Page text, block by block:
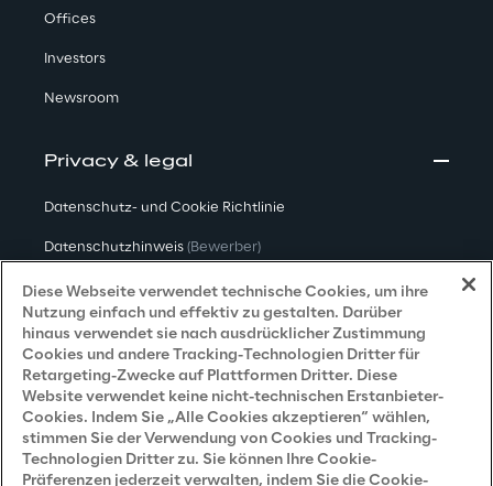
Offices
Investors
Newsroom
Privacy & legal
Datenschutz- und Cookie Richtlinie
Datenschutzhinweis (Bewerber)
Datenschutzhinweis(Kunden)
Datenschutzhinweis (Dienstleister)
Datenschutzhinweis (Marketing)
Grundsatzerklärung - LKSG(Deutschland)
Accessibility Statement
Diese Webseite verwendet technische Cookies, um ihre
Nutzung einfach und effektiv zu gestalten. Darüber
hinaus verwendet sie nach ausdrücklicher Zustimmung
Cookies und andere Tracking-Technologien Dritter für
Retargeting-Zwecke auf Plattformen Dritter. Diese
Website verwendet keine nicht-technischen Erstanbieter-
Cookies. Indem Sie „Alle Cookies akzeptieren“ wählen,
stimmen Sie der Verwendung von Cookies und Tracking-
Technologien Dritter zu. Sie können Ihre Cookie-
Präferenzen jederzeit verwalten, indem Sie die Cookie-